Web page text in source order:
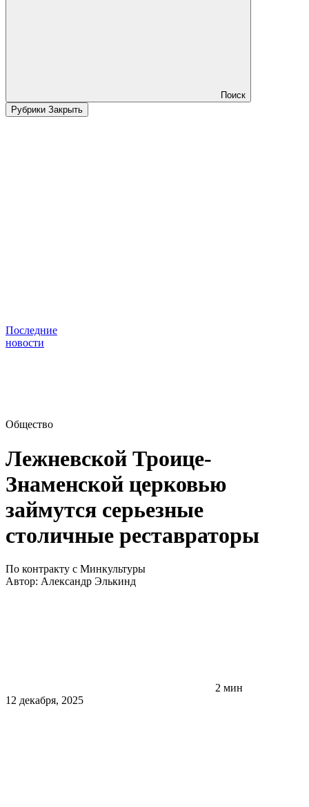
Поиск
Рубрики Закрыть
Последние
новости
Общество
Лежневской Троице-
Знаменской церковью
займутся серьезные
столичные реставраторы
По контракту с Минкультуры
Автор: Александр Элькинд
2 мин
12 декабря, 2025